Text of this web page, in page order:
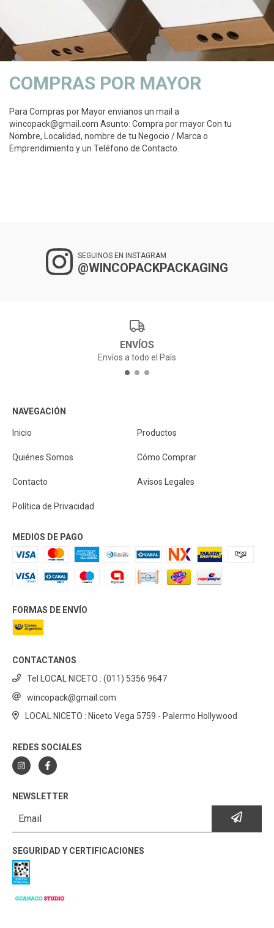
COMPRAS POR MAYOR
Para Compras por Mayor envianos un mail a
wincopack@gmail.com Asunto: Compra por mayor Con tu
Nombre, Localidad, nombre de tu Negocio / Marca o
Emprendimiento y un Teléfono de Contacto.
SEGUINOS EN INSTAGRAM
@WINCOPACKPACKAGING
ENVÍOS
Envíos a todo el País
NAVEGACIÓN
Inicio Productos
Quiénes Somos Cómo Comprar
Contacto Avisos Legales
Política de Privacidad
MEDIOS DE PAGO
FORMAS DE ENVÍO
CONTACTANOS
Tel LOCAL NICETO : (011) 5356 9647
wincopack@gmail.com
LOCAL NICETO : Niceto Vega 5759 - Palermo Hollywood
REDES SOCIALES
NEWSLETTER
SEGURIDAD Y CERTIFICACIONES